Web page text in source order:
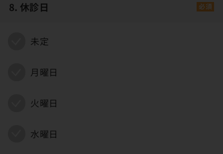
8. 休診日 必須
未定
月曜日
火曜日
水曜日